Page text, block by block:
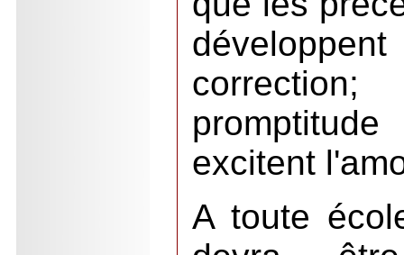
excitent
A toute